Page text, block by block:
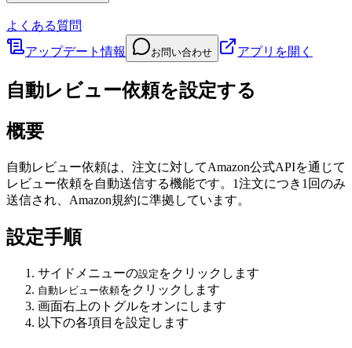
よくある質問
アップデート情報
お問い合わせ アプリを開く
自動レビュー依頼を設定する
概要
自動レビュー依頼は、注文に対してAmazon公式APIを通じて
レビュー依頼を自動送信する機能です。1注文につき1回のみ
送信され、Amazon規約に準拠しています。
設定手順
サイドメニューの設定 をクリックします
自動レビュー依頼をクリックします
画面右上のトグルをオンにします
以下の各項目を設定します